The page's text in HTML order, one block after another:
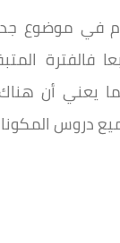
في موضوع
فالفترة
دروس